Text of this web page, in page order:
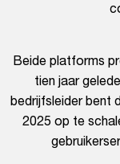
Beide platforms
tien jaar
bedrijfsleider bent
2025 op te